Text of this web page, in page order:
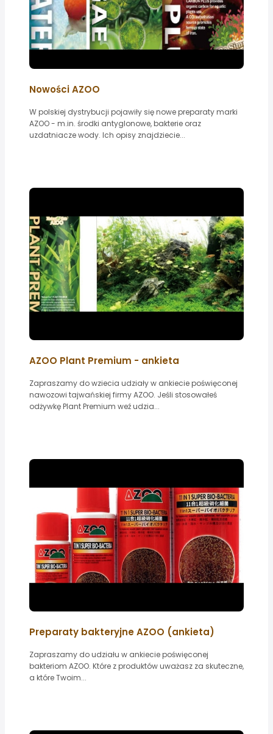
Nowości AZOO
W polskiej dystrybucji pojawiły się nowe preparaty marki
AZOO - m.in. środki antyglonowe, bakterie oraz
uzdatniacze wody. Ich opisy znajdziecie...
AZOO Plant Premium - ankieta
Zapraszamy do wziecia udziały w ankiecie poświęconej
nawozowi tajwańskiej firmy AZOO. Jeśli stosowałeś
odżywkę Plant Premium weź udzia...
Preparaty bakteryjne AZOO (ankieta)
Zapraszamy do udziału w ankiecie poświęconej
bakteriom AZOO. Które z produktów uważasz za skuteczne,
a które Twoim...